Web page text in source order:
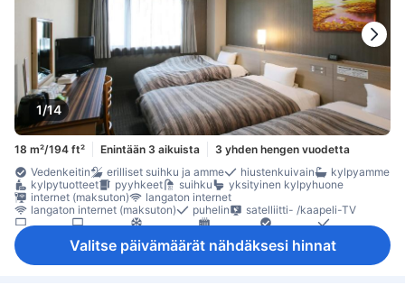
1/14
18 m²/194 ft² Enintään 3 aikuista
3 yhden hengen vuodetta
Vedenkeitin
erilliset suihku ja amme hiustenkuivain
kylpyamme
kylpytuotteet
pyyhkeet suihku
yksityinen kylpyhuone
internet (maksuton)
langaton internet
langaton internet (maksuton)
puhelin
satelliitti- /kaapeli-TV
taulu-tv
televisio ilmastointi lämmitys Pyjamat
tossut
kokolattiamatto
oleskelualue Roskakorit
työpöytä
Valitse päivämäärät nähdäksesi hinnat